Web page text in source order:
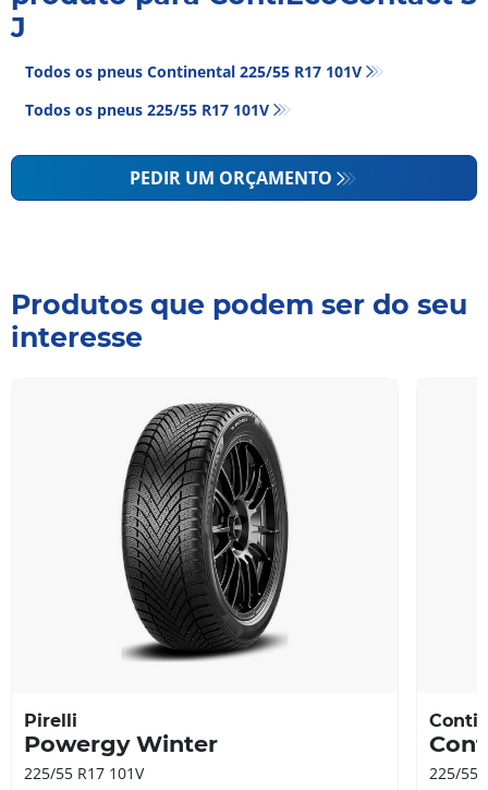
J
Todos os pneus Continental 225/55 R17 101V
Todos os pneus‎ 225/55 R17 101V
PEDIR UM ORÇAMENTO
Produtos que podem ser do seu
interesse
Pirelli
Powergy Winter
225/55 R17 101V 225/55